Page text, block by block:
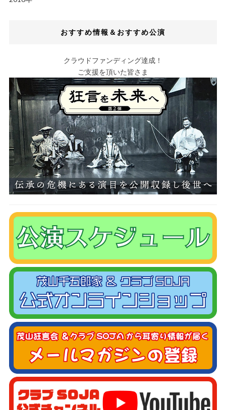
おすすめ情報＆おすすめ公演
クラウドファンディング達成！
ご支援を頂いた皆さま